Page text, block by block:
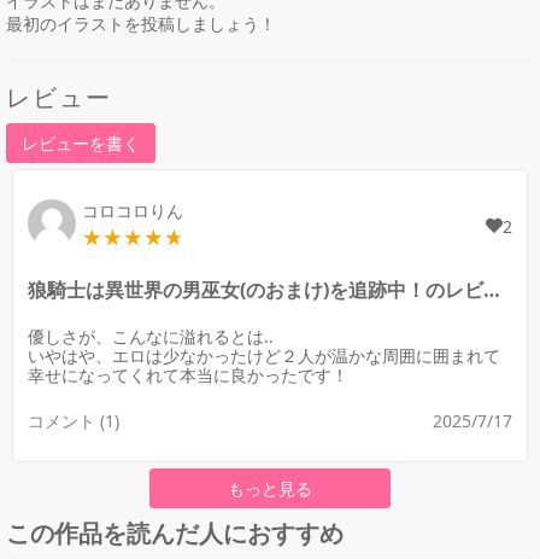
最初のイラストを投稿しましょう！
レビュー
レビューを書く
コロコロりん
2
狼騎士は異世界の男巫女(のおまけ)を追跡中！のレビュー
優しさが、こんなに溢れるとは‥
いやはや、エロは少なかったけど２人が温かな周囲に囲まれて
幸せになってくれて本当に良かったです！
コメント (1)
2025/7/17
もっと見る
この作品を読んだ人におすすめ